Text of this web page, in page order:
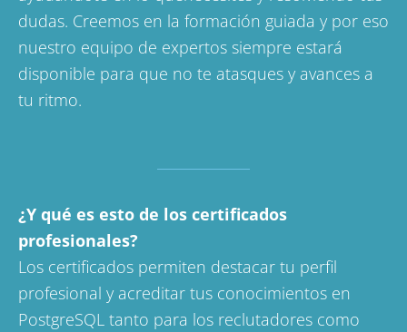
dudas. Creemos en la formación guiada y por eso
nuestro equipo de expertos siempre estará
disponible para que no te atasques y avances a
tu ritmo.
¿Y qué es esto de los certificados
profesionales?
Los certificados permiten destacar tu perfil
profesional y acreditar tus conocimientos en
PostgreSQL tanto para los reclutadores como